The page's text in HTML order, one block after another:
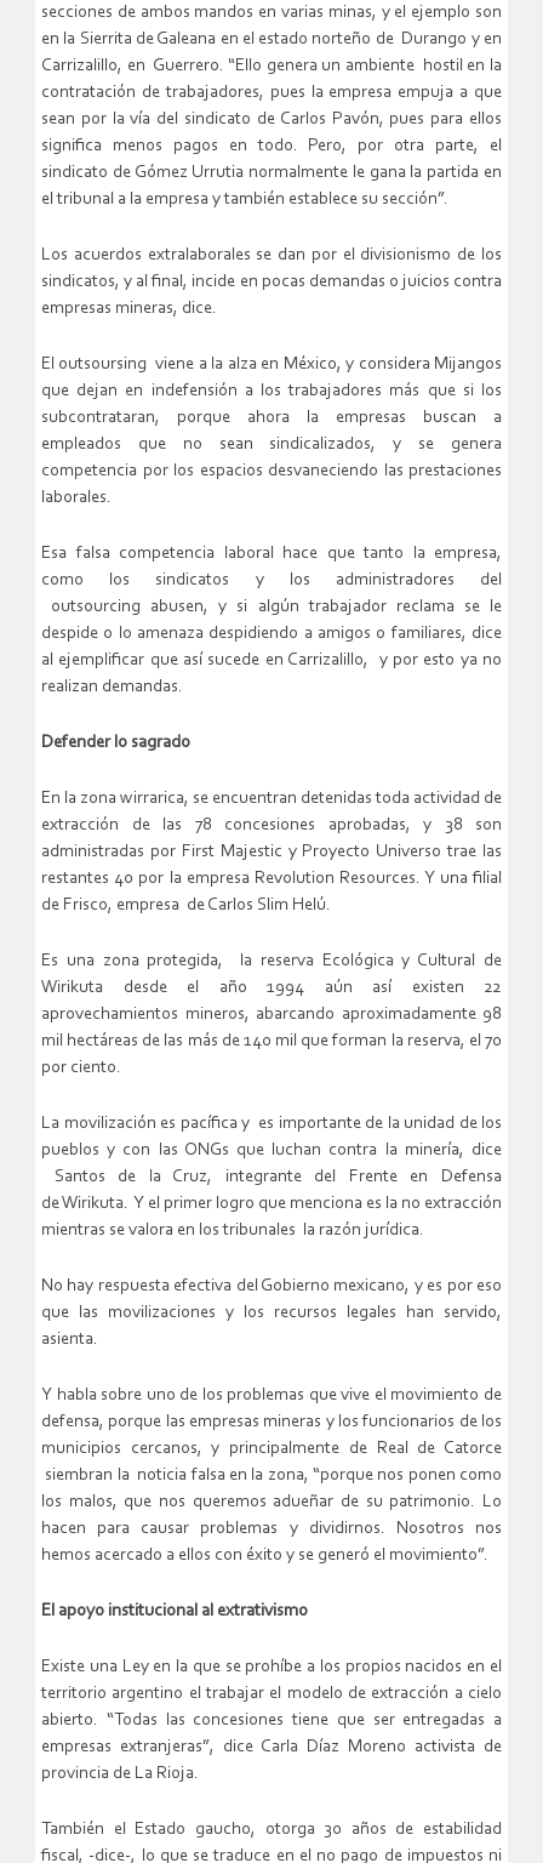
secciones de ambos mandos en varias minas, y el ejemplo son
en la Sierrita de Galeana en el estado norteño de Durango y en
Carrizalillo, en Guerrero. “Ello genera un ambiente hostil en la
contratación de trabajadores, pues la empresa empuja a que
sean por la vía del sindicato de Carlos Pavón, pues para ellos
significa menos pagos en todo. Pero, por otra parte, el
sindicato de Gómez Urrutia normalmente le gana la partida en
el tribunal a la empresa y también establece su sección”.
Los acuerdos extralaborales se dan por el divisionismo de los
sindicatos, y al final, incide en pocas demandas o juicios contra
empresas mineras, dice.
El outsoursing viene a la alza en México, y considera Mijangos
que dejan en indefensión a los trabajadores más que si los
subcontrataran, porque ahora la empresas buscan a
empleados que no sean sindicalizados, y se genera
competencia por los espacios desvaneciendo las prestaciones
laborales.
Esa falsa competencia laboral hace que tanto la empresa,
como los sindicatos y los administradores del
outsourcing abusen, y si algún trabajador reclama se le
despide o lo amenaza despidiendo a amigos o familiares, dice
al ejemplificar que así sucede en Carrizalillo, y por esto ya no
realizan demandas.
Defender lo sagrado
En la zona wirrarica, se encuentran detenidas toda actividad de
extracción de las 78 concesiones aprobadas, y 38 son
administradas por First Majestic y Proyecto Universo trae las
restantes 40 por la empresa Revolution Resources. Y una filial
de Frisco, empresa de Carlos Slim Helú.
Es una zona protegida, la reserva Ecológica y Cultural de
Wirikuta desde el año 1994 aún así existen 22
aprovechamientos mineros, abarcando aproximadamente 98
mil hectáreas de las más de 140 mil que forman la reserva, el 70
por ciento.
La movilización es pacífica y es importante de la unidad de los
pueblos y con las ONGs que luchan contra la minería, dice
Santos de la Cruz, integrante del Frente en Defensa
de Wirikuta. Y el primer logro que menciona es la no extracción
mientras se valora en los tribunales la razón jurídica.
No hay respuesta efectiva del Gobierno mexicano, y es por eso
que las movilizaciones y los recursos legales han servido,
asienta.
Y habla sobre uno de los problemas que vive el movimiento de
defensa, porque las empresas mineras y los funcionarios de los
municipios cercanos, y principalmente de Real de Catorce
siembran la noticia falsa en la zona, “porque nos ponen como
los malos, que nos queremos adueñar de su patrimonio. Lo
hacen para causar problemas y dividirnos. Nosotros nos
hemos acercado a ellos con éxito y se generó el movimiento”.
El apoyo institucional al extrativismo
Existe una Ley en la que se prohíbe a los propios nacidos en el
territorio argentino el trabajar el modelo de extracción a cielo
abierto. “Todas las concesiones tiene que ser entregadas a
empresas extranjeras”, dice Carla Díaz Moreno activista de
provincia de La Rioja.
También el Estado gaucho, otorga 30 años de estabilidad
fiscal, -dice-, lo que se traduce en el no pago de impuestos ni